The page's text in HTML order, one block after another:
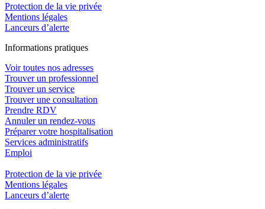
Protection de la vie privée
Mentions légales
Lanceurs d’alerte
Informations pratiques
Voir toutes nos adresses
Trouver un professionnel
Trouver un service
Trouver une consultation
Prendre RDV
Annuler un rendez-vous
Préparer votre hospitalisation
Services administratifs
Emploi​
Protection de la vie privée
Mentions légales
Lanceurs d’alerte